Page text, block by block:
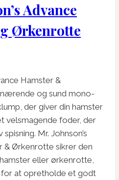
Mulighederne
kan
vælges
Advance
Ørkenrotte
Hamster &
og sund mono-
der giver din hamster
velsmagende foder, der
Mr. Johnson’s
& Ørkenrotte sikrer den
eller ørkenrotte,
at opretholde et godt